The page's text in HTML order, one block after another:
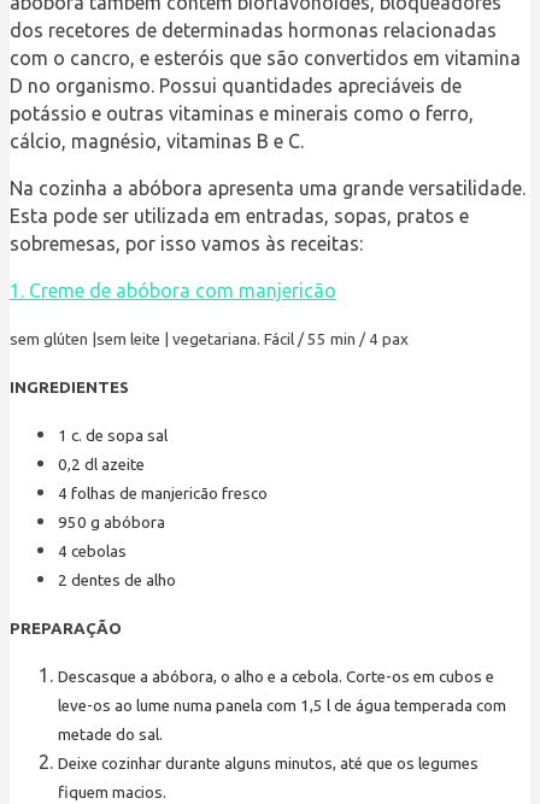
dos recetores de determinadas hormonas relacionadas
com o cancro, e esteróis que são convertidos em vitamina
D no organismo. Possui quantidades apreciáveis de
potássio e outras vitaminas e minerais como o ferro,
cálcio, magnésio, vitaminas B e C.
Na cozinha a abóbora apresenta uma grande versatilidade.
Esta pode ser utilizada em entradas, sopas, pratos e
sobremesas, por isso vamos às receitas:
1. Creme de abóbora com manjericão
sem glúten |sem leite | vegetariana. Fácil / 55 min / 4 pax
INGREDIENTES
1 c. de sopa sal
0,2 dl azeite
4 folhas de manjericão fresco
950 g abóbora
4 cebolas
2 dentes de alho
PREPARAÇÃO
Descasque a abóbora, o alho e a cebola. Corte-os em cubos e
leve-os ao lume numa panela com 1,5 l de água temperada com
metade do sal.
Deixe cozinhar durante alguns minutos, até que os legumes
fiquem macios.